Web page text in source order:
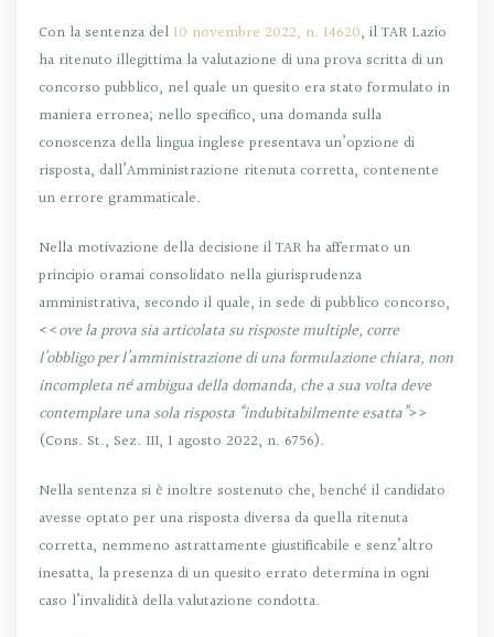
Con la sentenza del 10 novembre 2022, n. 14620, il TAR Lazio
ha ritenuto illegittima la valutazione di una prova scritta di un
concorso pubblico, nel quale un quesito era stato formulato in
maniera erronea; nello specifico, una domanda sulla
conoscenza della lingua inglese presentava un’opzione di
risposta, dall’Amministrazione ritenuta corretta, contenente
un errore grammaticale.
Nella motivazione della decisione il TAR ha affermato un
principio oramai consolidato nella giurisprudenza
amministrativa, secondo il quale, in sede di pubblico concorso,
<<ove la prova sia articolata su risposte multiple, corre
l’obbligo per l’amministrazione di una formulazione chiara, non
incompleta né ambigua della domanda, che a sua volta deve
contemplare una sola risposta “indubitabilmente esatta”>>
(Cons. St., Sez. III, 1 agosto 2022, n. 6756).
Nella sentenza si è inoltre sostenuto che, benché il candidato
avesse optato per una risposta diversa da quella ritenuta
corretta, nemmeno astrattamente giustificabile e senz’altro
inesatta, la presenza di un quesito errato determina in ogni
caso l’invalidità della valutazione condotta.